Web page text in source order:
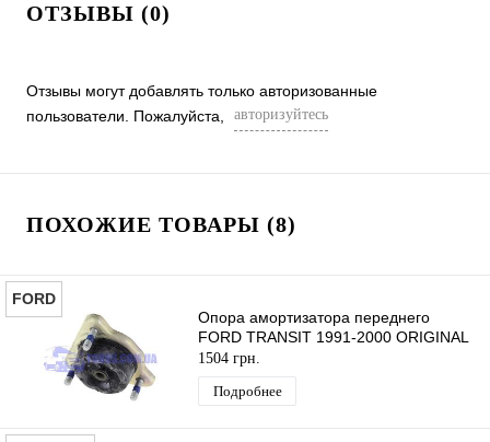
ОТЗЫВЫ (0)
Отзывы могут добавлять только авторизованные
пользователи. Пожалуйста,
авторизуйтесь
ПОХОЖИЕ ТОВАРЫ (8)
FORD
Опора амортизатора переднего
FORD TRANSIT 1991-2000 ORIGINAL
1504 грн.
Подробнее